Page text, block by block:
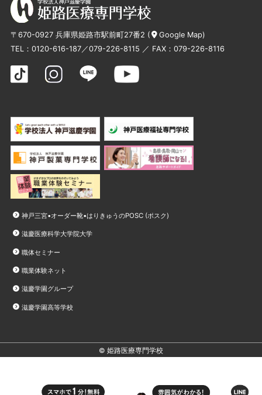
〒670-0927 兵庫県姫路市駅前町27番2 ( Google Map)
TEL： 0120-616-187／079-226-8115 ／ FAX：079-226-8116
神戸三宮•オーダー靴•はりきゅうのPOSC (ポスク)
滋慶医療科学大学院大学
職体セミナー
職業体験ネット
滋慶学園グループ
滋慶学園高等学校
© 姫路医療専門学校